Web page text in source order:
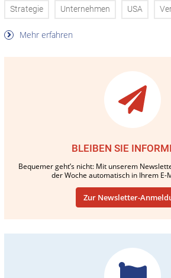
Strategie Unternehmen USA
Mehr erfahren
BLEIBEN SIE
Bequemer geht’s nicht: Mit unserem
der Woche automatisch in Ihrem E-
Zur Newsletter-